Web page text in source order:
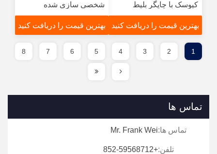
کیوسک با چاپگر بلیط
بهترین قیمت را دریافت کنید
شخصی سازی شده
مشتری
بهترین قیمت را دریافت کنید
1
2
3
4
5
6
7
8
تماس ها
تماس ها:Mr. Frank Wei
تلفن:+852-59568712